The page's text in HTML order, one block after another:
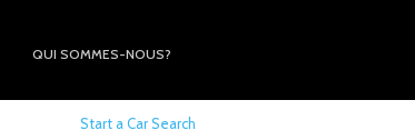
QUI SOMMES-NOUS?
Start a Car Search